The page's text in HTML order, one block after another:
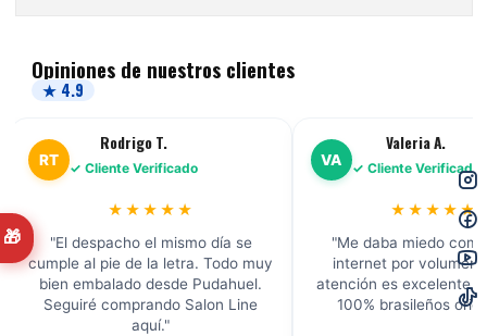
🎁
Opiniones de nuestros clientes
★ 4.9
RT
Rodrigo T.
✓ Cliente Verificado
★★★★★
"El despacho el mismo día se
cumple al pie de la letra. Todo muy
bien embalado desde Pudahuel.
Seguiré comprando Salon Line
aquí."
VA
Valeria A.
✓ Cliente Verificado
★★★★★
"Me daba miedo
internet por volumen,
atención es excelente.
100% brasileños